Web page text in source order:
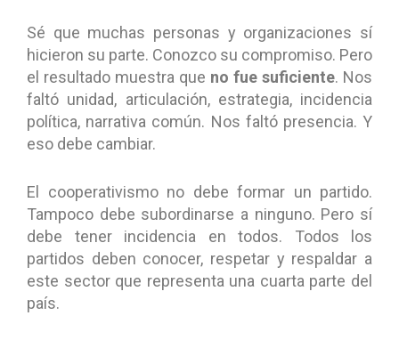
Sé que muchas personas y organizaciones sí
hicieron su parte. Conozco su compromiso. Pero
el resultado muestra que no fue suficiente. Nos
faltó unidad, articulación, estrategia, incidencia
política, narrativa común. Nos faltó presencia. Y
eso debe cambiar.
El cooperativismo no debe formar un partido.
Tampoco debe subordinarse a ninguno. Pero sí
debe tener incidencia en todos. Todos los
partidos deben conocer, respetar y respaldar a
este sector que representa una cuarta parte del
país.